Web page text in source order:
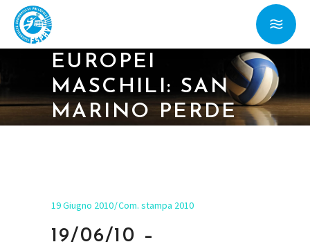
EUROPEI
MASCHILI: SAN
MARINO PERDE
19 Giugno 2010 Com. stampa 2010
19/06/10 –